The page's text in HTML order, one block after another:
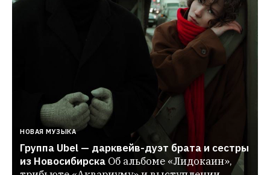
НОВАЯ МУЗЫКА
Группа Ubel — дарквейв-дуэт брата и сестры
из Новосибирска Об альбоме «Лидокаин»,